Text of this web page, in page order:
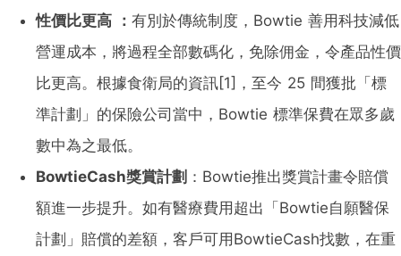
性價比更高 ： 有別於傳統制度，Bowtie 善用科技減低
營運成本，將過程全部數碼化，免除佣金，令產品性價
比更高。根據食衛局的資訊[1] ，至今 25 間獲批「標
準計劃」的保險公司當中，Bowtie 標準保費在眾多歲
數中為之最低。
BowtieCash獎賞計劃 ：Bowtie推出獎賞計畫令賠償
額進一步提升。如有醫療費用超出「Bowtie自願醫保
計劃」賠償的差額，客戶可用BowtieCash找數，在重